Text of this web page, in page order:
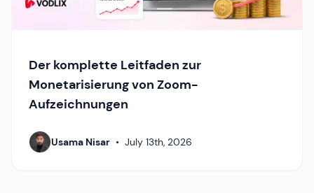
Der komplette Leitfaden zur
Monetarisierung von Zoom-
Aufzeichnungen
Usama Nisar • July 13th, 2026